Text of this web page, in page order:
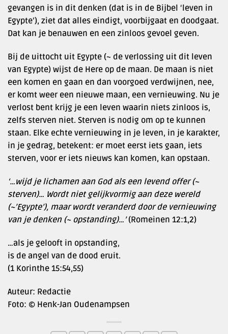
gevangen is in dit denken (dat is in de Bijbel ‘leven in
Egypte’), ziet dat alles eindigt, voorbijgaat en doodgaat.
Dat kan je benauwen en een zinloos gevoel geven.
Bij de uittocht uit Egypte (~ de verlossing uit dit leven
van Egypte) wijst de Here op de maan. De maan is niet
een komen en gaan en dan voorgoed verdwijnen, nee,
er komt weer een nieuwe maan, een vernieuwing. Nu je
verlost bent krijg je een leven waarin niets zinloos is,
zelfs sterven niet. Sterven is nodig om op te kunnen
staan. Elke echte vernieuwing in je leven, in je karakter,
in je gedrag, betekent: er moet eerst iets gaan, iets
sterven, voor er iets nieuws kan komen, kan opstaan.
‘…wijd je lichamen aan God als een levend offer (~
sterven)… Wordt niet gelijkvormig aan deze wereld
(~’Egypte’), maar wordt veranderd door de vernieuwing
van je denken (~ opstanding)…’(Romeinen 12:1,2)
…als je gelooft in opstanding,
is de angel van de dood eruit.
(1 Korinthe 15:54,55)
Auteur: Redactie
Foto: © Henk-Jan Oudenampsen